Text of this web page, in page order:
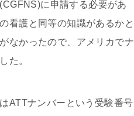
に申請する必要があ
看護と同等の知識があるかと
なかったので、アメリカでナ
た。
ATTナンバーという受験番号